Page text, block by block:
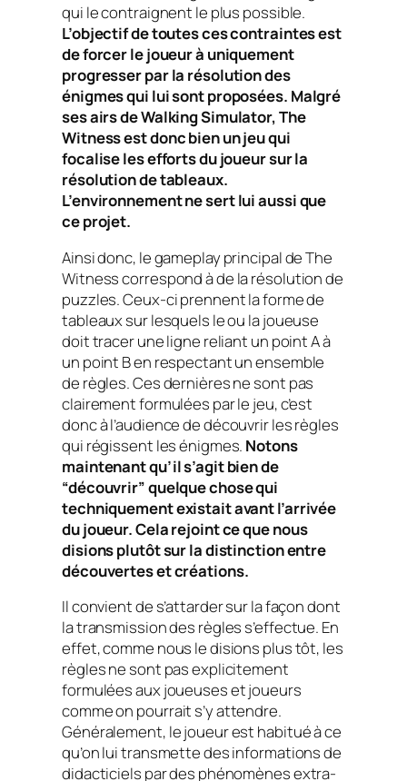
qui le contraignent le plus possible.
L’objectif de toutes ces contraintes est
de forcer le joueur à uniquement
progresser par la résolution des
énigmes qui lui sont proposées. Malgré
ses airs de Walking Simulator, The
Witness est donc bien un jeu qui
focalise les efforts du joueur sur la
résolution de tableaux.
L’environnement ne sert lui aussi que
ce projet.
Ainsi donc, le gameplay principal de The
Witness correspond à de la résolution de
puzzles. Ceux-ci prennent la forme de
tableaux sur lesquels le ou la joueuse
doit tracer une ligne reliant un point A à
un point B en respectant un ensemble
de règles. Ces dernières ne sont pas
clairement formulées par le jeu, c’est
donc à l’audience de découvrir les règles
qui régissent les énigmes. Notons
maintenant qu’il s’agit bien de
“découvrir” quelque chose qui
techniquement existait avant l’arrivée
du joueur. Cela rejoint ce que nous
disions plutôt sur la distinction entre
découvertes et créations.
Il convient de s’attarder sur la façon dont
la transmission des règles s’effectue. En
effet, comme nous le disions plus tôt, les
règles ne sont pas explicitement
formulées aux joueuses et joueurs
comme on pourrait s’y attendre.
Généralement, le joueur est habitué à ce
qu’on lui transmette des informations de
didacticiels par des phénomènes extra-